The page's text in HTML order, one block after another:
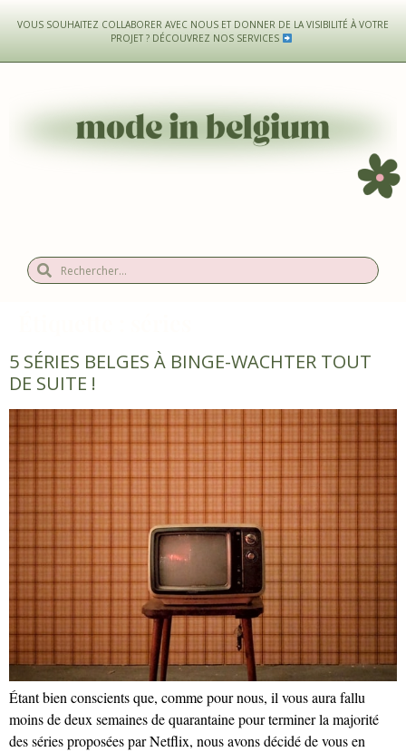
VOUS SOUHAITEZ COLLABORER AVEC NOUS ET DONNER DE LA VISIBILITÉ À VOTRE
PROJET ? DÉCOUVREZ NOS SERVICES
5 SÉRIES BELGES À BINGE-WACHTER TOUT
DE SUITE !
Étant bien conscients que, comme pour nous, il vous aura fallu
moins de deux semaines de quarantaine pour terminer la majorité
des séries proposées par Netflix, nous avons décidé de vous en